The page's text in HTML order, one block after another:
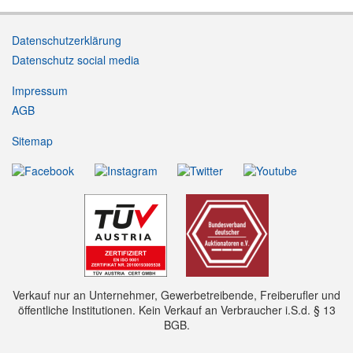
Datenschutzerklärung
Datenschutz social media
Impressum
AGB
Sitemap
Verkauf nur an Unternehmer, Gewerbetreibende, Freiberufler und
öffentliche Institutionen. Kein Verkauf an Verbraucher i.S.d. § 13
BGB.